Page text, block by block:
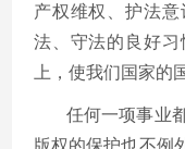
产权维权、护法
法、守法的良好
上，使我们国家的
任何一项事业都
版权的保护也不例